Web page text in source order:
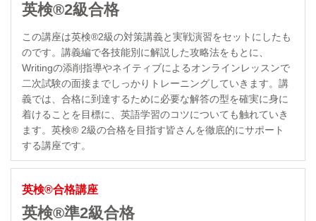
英検®2級合格
この講座は英検®2級の対策講義と実戦演習をセットにしたも
のです。講義編で各技能別に解説した攻略法をもとに、
Writingの添削指導やネイティブによるオンラインレッスンで
二次試験の面接までしっかりトレーニングしていきます。講
義では、合格に到達するために必要な解答の型を確実に身に
着けることを目標に、英語学習のコツについても触れていき
ます。英検® 2級の合格を目指す皆さんを徹底的にサポート
する講座です。
英検®合格講座
英検®準2級合格